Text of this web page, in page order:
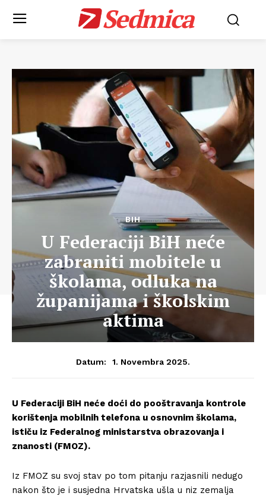
Sedmica
BIH
U Federaciji BiH neće
zabraniti mobitele u
školama, odluka na
županijama i školskim
aktima
Datum: 1. Novembra 2025.
U Federaciji BiH neće doći do pooštravanja kontrole
korištenja mobilnih telefona u osnovnim školama,
ističu iz Federalnog ministarstva obrazovanja i
znanosti (FMOZ).
Iz FMOZ su svoj stav po tom pitanju razjasnili nedugo
nakon što je i susjedna Hrvatska ušla u niz zemalja